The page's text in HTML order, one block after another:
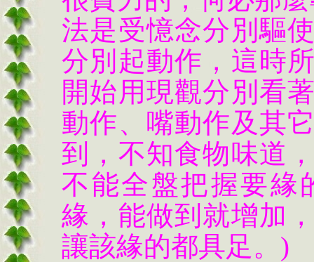
法是受憶念分別驅
分別起動作，這時
開始用現觀分別看
動作、嘴動作及其
到，不知食物味道
不能全盤把握要緣
緣，能做到就增加
讓該緣的都具足。)